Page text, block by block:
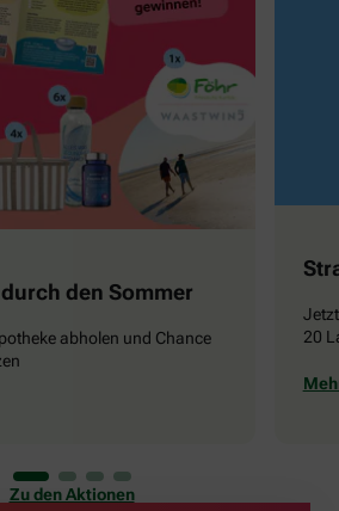
den Sommer
abholen und Chance
20
Zu den Aktionen